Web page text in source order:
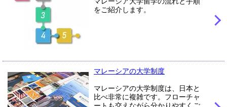
をご紹介します。
マレーシアの大学制度
マレーシアの大学制度は、日本と
比べ非常に複雑です。フローチャ
ートも交えながら分かりやすくご